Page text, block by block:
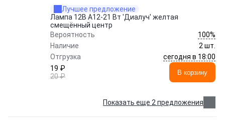
Лучшее предложение
Лампа 12В А12-21 Вт 'Диалуч' желтая
смещённый центр
Вероятность
100%
Наличие
2 шт.
Отгрузка
сегодня в 18:00
19 ₽
20 ₽
В корзину
Показать еще 2 предложения